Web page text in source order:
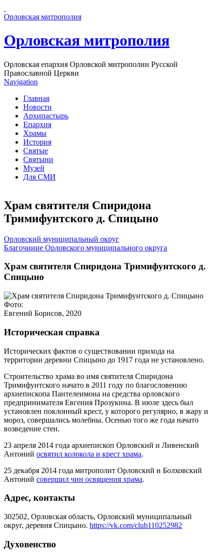
Орловская митрополия
Орловская митрополия
Орловская епархия Орловской митрополии Русской
Православной Церкви
Navigation
Главная
Новости
Архипастырь
Епархия
Храмы
История
Святые
Святыни
Музей
Для СМИ
Храм святителя Спиридона
Тримифунтского д. Спицыно
Орловский муниципальный округ
Благочиние Орловского муниципального округа
Храм святителя Спиридона Тримифунтского д.
Спицыно
Фото:
Евгений Борисов, 2020
Историческая справка
Исторических фактов о существовании прихода на
территории деревни Спицыно до 1917 года не установлено.
Строительство храма во имя святителя Спиридона
Тримифунтского начато в 2011 году по благословению
архиепископа Пантелеимона на средства орловского
предпринимателя Евгения Прозукина. В июле здесь был
установлен поклонный крест, у которого регулярно, в жару и
мороз, совершались молебны. Осенью того же года начато
возведение стен.
23 апреля 2014 года архиепископ Орловский и Ливенский
Антоний освятил колокола и крест храма.
25 декабря 2014 года митрополит Орловский и Болховский
Антоний совершил чин освящения храма.
Адрес, контакты
302502, Орловская область, Орловский муниципальный
округ, деревня Спицыно. https://vk.com/club110252982
Духовенство